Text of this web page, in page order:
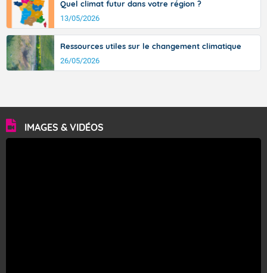
Quel climat futur dans votre région ?
13/05/2026
Ressources utiles sur le changement climatique
26/05/2026
IMAGES & VIDÉOS